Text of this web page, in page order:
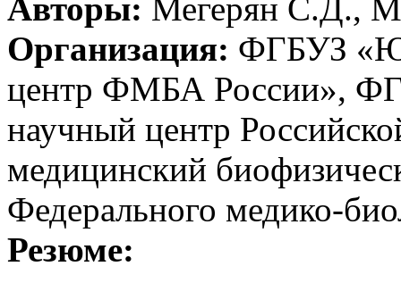
Авторы: Мегерян С.Д.,
Организация: ФГБУЗ
центр ФМБА России»,
научный центр
медицинский
Федерального медико-
Резюме: